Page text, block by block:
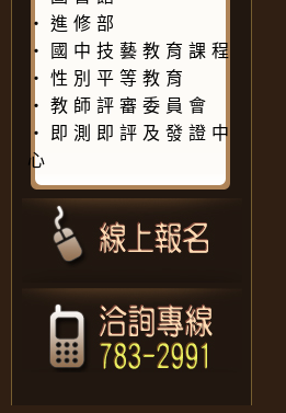
‧ 進修部
‧
國中技藝教育課程
‧ 性別平等教育
‧ 教師評審委員會
‧
即測即評及發證中
心